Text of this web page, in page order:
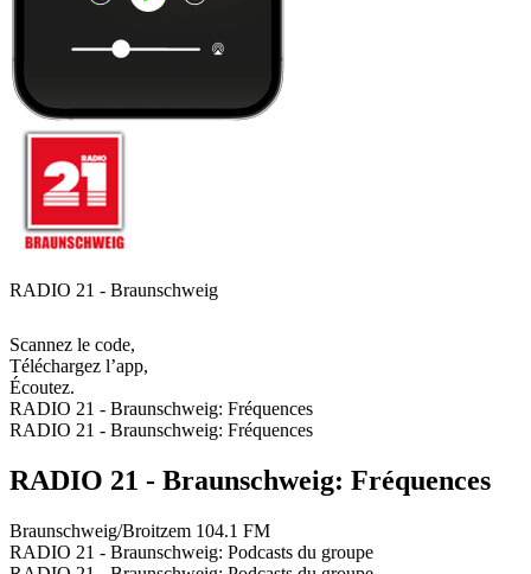
RADIO 21 - Braunschweig
Scannez le code,
Téléchargez l’app,
Écoutez.
RADIO 21 - Braunschweig: Fréquences
RADIO 21 - Braunschweig: Fréquences
RADIO 21 - Braunschweig: Fréquences
Braunschweig/Broitzem 104.1 FM
RADIO 21 - Braunschweig: Podcasts du groupe